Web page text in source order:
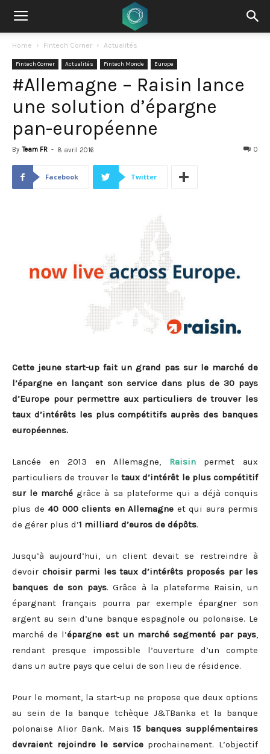
Home Fintech Corner Actualités
Fintech Corner Actualités Fintech Monde Europe
#Allemagne – Raisin lance
une solution d’épargne
pan-européenne
By Team FR - 8 avril 2016 0
Facebook Twitter
Cette jeune start-up fait un grand pas sur le marché de
l’épargne en lançant son service dans plus de 30 pays
d’Europe pour permettre aux particuliers de trouver les
taux d’intérêts les plus compétitifs auprès des banques
européennes.
Lancée en 2013 en Allemagne, Raisin
permet aux
particuliers de trouver le taux d’intérêt le plus compétitif
sur le marché grâce à sa plateforme qui a déjà conquis
plus de 40 000 clients en Allemagne et qui aura permis
de gérer plus d’1 milliard d’euros de dépôts.
Jusqu’à aujourd’hui, un client devait se restreindre à
devoir choisir parmi les taux d’intérêts proposés par les
banques de son pays. Grâce à la plateforme Raisin, un
épargnant français pourra par exemple épargner son
argent au sein d’une banque espagnole ou polonaise. Le
marché de l’épargne est un marché segmenté par pays,
rendant presque impossible l’ouverture d’un compte
dans un autre pays que celui de son lieu de résidence.
Pour le moment, la start-up ne propose que deux options
au sein de la banque tchèque J&TBanka et la banque
polonaise Alior Bank. Mais 15 banques supplémentaires
devraient rejoindre le serviceprochainement. L’objectif